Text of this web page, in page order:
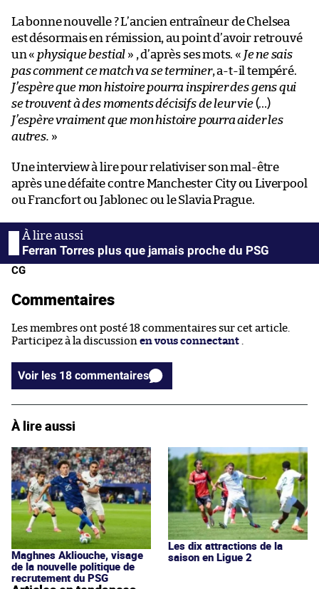
La bonne nouvelle ? L’ancien entraîneur de Chelsea
est désormais en rémission, au point d’avoir retrouvé
un « physique bestial » , d’après ses mots. « Je ne sais
pas comment ce match va se terminer, a-t-il tempéré.
J’espère que mon histoire pourra inspirer des gens qui
se trouvent à des moments décisifs de leur vie(…)
J’espère vraiment que mon histoire pourra aider les
autres. »
Une interview à lire pour relativiser son mal-être
après une défaite contre Manchester City ou Liverpool
ou Francfort ou Jablonec ou le Slavia Prague.
Ferran Torres plus que jamais proche du PSG
CG
Commentaires
Les membres ont posté 18 commentaires sur cet article.
Participez à la discussion en vous connectant
Voir les 18 commentaires
À lire aussi
Maghnes Akliouche, visage
de la nouvelle politique de
recrutement du PSG
Les dix attractions de la
saison en Ligue 2